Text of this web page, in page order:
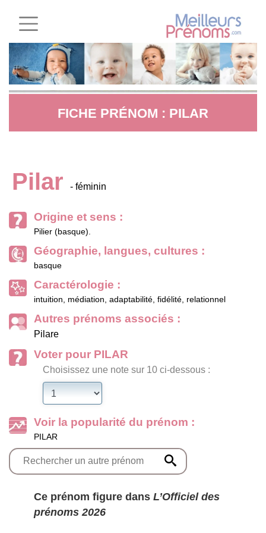
FICHE PRÉNOM : PILAR
Pilar - féminin
Origine et sens :
Pilier (basque).
Géographie, langues, cultures :
basque
Caractérologie :
intuition, médiation, adaptabilité, fidélité, relationnel
Autres prénoms associés :
Pilare
Voter pour PILAR
Choisissez une note sur 10 ci-dessous :
Voir la popularité du prénom :
PILAR
Ce prénom figure dans L’Officiel des
prénoms 2026